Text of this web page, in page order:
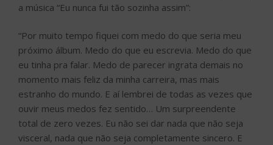
a música “Eu nunca fui tão sozinha assim”:
“Por muito tempo fiquei com medo do que seria meu
próximo álbum. Medo do que eu escrevia. Medo do que
eu tinha pra falar. Medo de parecer ingrata demais no
momento mais feliz da minha carreira, mas mais
estranho do mundo. E aí lembrei de todas as vezes que
ouvir meus medos fez sentido… Um surpreendente
total de zero vezes. Eu não sei dar nada que não seja
visceral, nada que não seja completamente sincero. E